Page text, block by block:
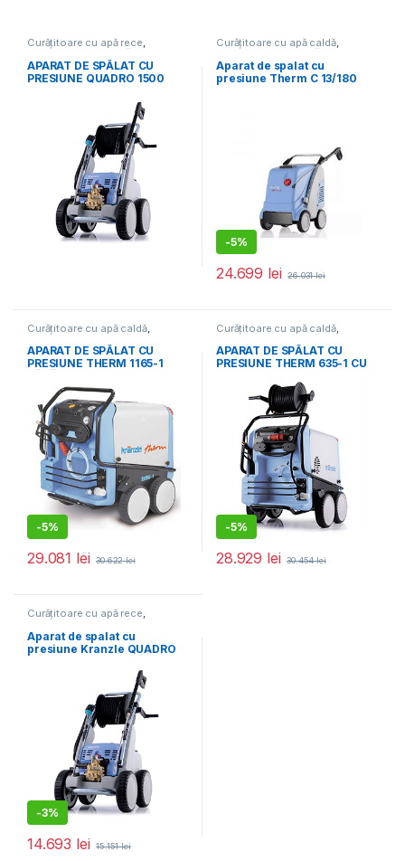
Curățitoare cu apă rece,
Echipamente de curățat
APARAT DE SPĂLAT CU
PRESIUNE QUADRO 1500
Curățitoare cu apă caldă,
Echipamente de curățat
Aparat de spalat cu
presiune Therm C 13/180
-5%
24.699 lei 26.031lei
Curățitoare cu apă caldă,
Echipamente de curățat
APARAT DE SPĂLAT CU
PRESIUNE THERM 1165-1
K41353
-5%
29.081 lei 30.622lei
Curățitoare cu apă caldă,
Echipamente de curățat
APARAT DE SPĂLAT CU
PRESIUNE THERM 635-1 CU
-5%
28.929 lei 30.454lei
Curățitoare cu apă rece,
Echipamente de curățat
Aparat de spalat cu
presiune Kranzle QUADRO
-3%
14.693 lei 15.151lei